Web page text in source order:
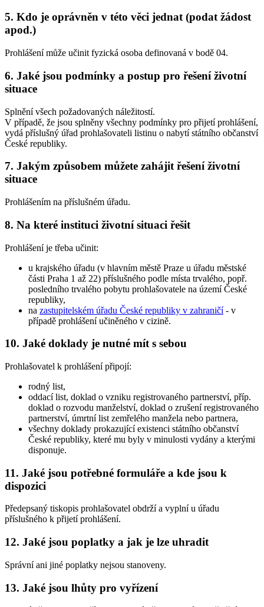
5. Kdo je oprávněn v této věci jednat (podat žádost
apod.)
Prohlášení může učinit fyzická osoba definovaná v bodě 04.
6. Jaké jsou podmínky a postup pro řešení životní
situace
Splnění všech požadovaných náležitostí.
V případě, že jsou splněny všechny podmínky pro přijetí prohlášení,
vydá příslušný úřad prohlašovateli listinu o nabytí státního občanství
České republiky.
7. Jakým způsobem můžete zahájit řešení životní
situace
Prohlášením na příslušném úřadu.
8. Na které instituci životní situaci řešit
Prohlášení je třeba učinit:
u krajského úřadu (v hlavním městě Praze u úřadu městské
části Praha 1 až 22) příslušného podle místa trvalého, popř.
posledního trvalého pobytu prohlašovatele na území České
republiky,
na zastupitelském úřadu České republiky v zahraničí- v
případě prohlášení učiněného v cizině.
10. Jaké doklady je nutné mít s sebou
Prohlašovatel k prohlášení připojí:
rodný list,
oddací list, doklad o vzniku registrovaného partnerství, příp.
doklad o rozvodu manželství, doklad o zrušení registrovaného
partnerství, úmrtní list zemřelého manžela nebo partnera,
všechny doklady prokazující existenci státního občanství
České republiky, které mu byly v minulosti vydány a kterými
disponuje.
11. Jaké jsou potřebné formuláře a kde jsou k
dispozici
Předepsaný tiskopis prohlašovatel obdrží a vyplní u úřadu
příslušného k přijetí prohlášení.
12. Jaké jsou poplatky a jak je lze uhradit
Správní ani jiné poplatky nejsou stanoveny.
13. Jaké jsou lhůty pro vyřízení